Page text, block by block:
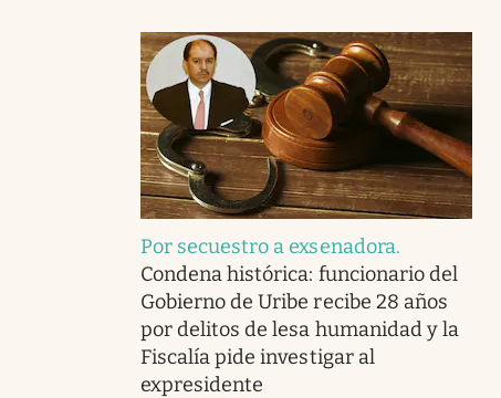
Por secuestro a exsenadora.
Condena histórica: funcionario del
Gobierno de Uribe recibe 28 años
por delitos de lesa humanidad y la
Fiscalía pide investigar al
expresidente